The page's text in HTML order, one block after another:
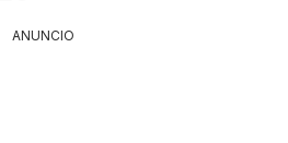
ANUNCIO